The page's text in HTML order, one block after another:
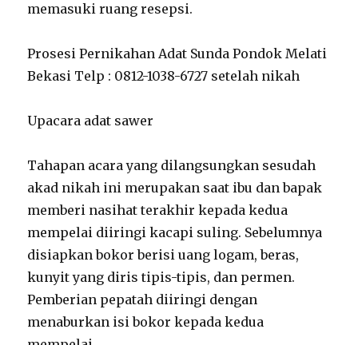
memasuki ruang resepsi.
Prosesi Pernikahan Adat Sunda Pondok Melati
Bekasi Telp : 0812-1038-6727 setelah nikah
Upacara adat sawer
Tahapan acara yang dilangsungkan sesudah
akad nikah ini merupakan saat ibu dan bapak
memberi nasihat terakhir kepada kedua
mempelai diiringi kacapi suling. Sebelumnya
disiapkan bokor berisi uang logam, beras,
kunyit yang diris tipis-tipis, dan permen.
Pemberian pepatah diiringi dengan
menaburkan isi bokor kepada kedua